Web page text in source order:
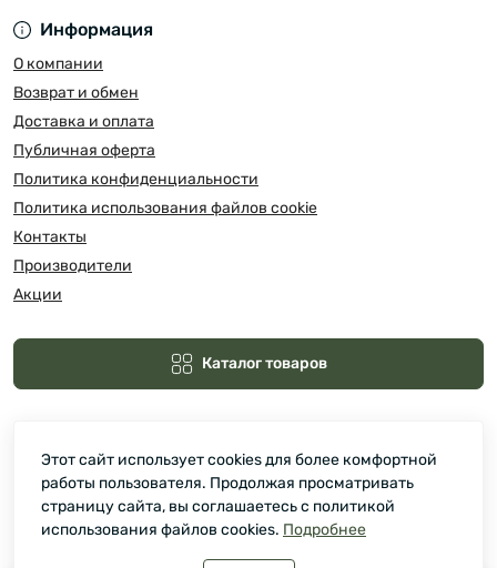
Информация
О компании
Возврат и обмен
Доставка и оплата
Публичная оферта
Политика конфиденциальности
Политика использования файлов cookie
Контакты
Производители
Акции
Каталог товаров
Зелмарт © 2026
Этот сайт использует cookies для более комфортной
работы пользователя. Продолжая просматривать
страницу сайта, вы соглашаетесь с политикой
использования файлов cookies. Подробнее